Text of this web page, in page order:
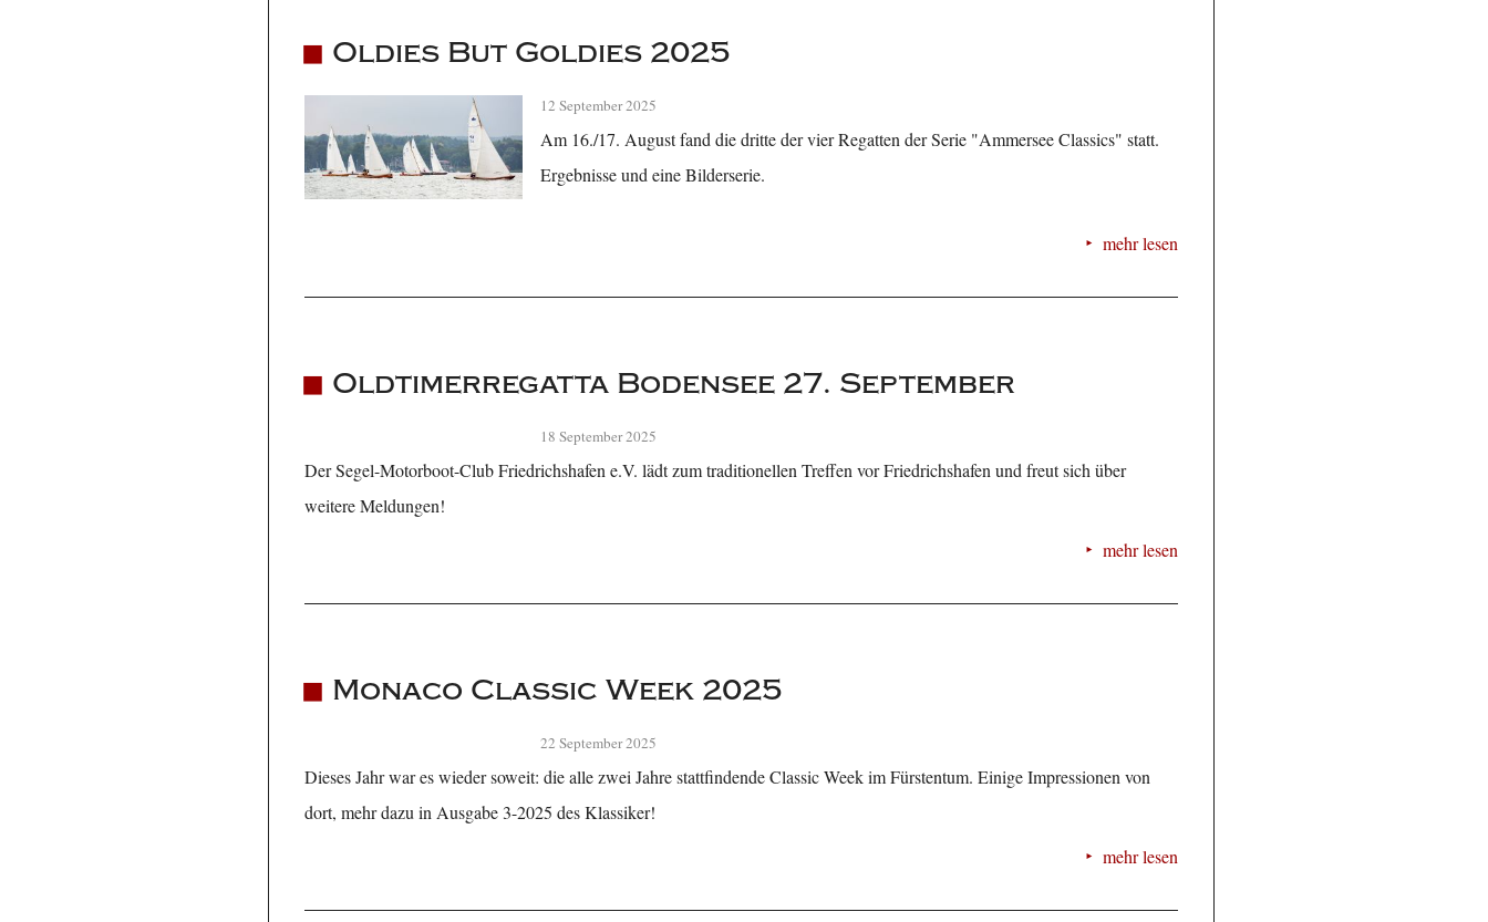
Oldies But Goldies 2025
12 September 2025
Am 16./17. August fand die dritte der vier Regatten der Serie "Ammersee Classics" statt.
Ergebnisse und eine Bilderserie.
mehr lesen
Oldtimerregatta Bodensee 27. September
18 September 2025
Der Segel-Motorboot-Club Friedrichshafen e.V. lädt zum traditionellen Treffen vor Friedrichshafen und freut sich über
weitere Meldungen!
mehr lesen
Monaco Classic Week 2025
22 September 2025
Dieses Jahr war es wieder soweit: die alle zwei Jahre stattfindende Classic Week im Fürstentum. Einige Impressionen von
dort, mehr dazu in Ausgabe 3-2025 des Klassiker!
mehr lesen